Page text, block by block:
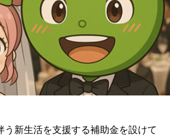
う新生活を支援する補助金を設けて